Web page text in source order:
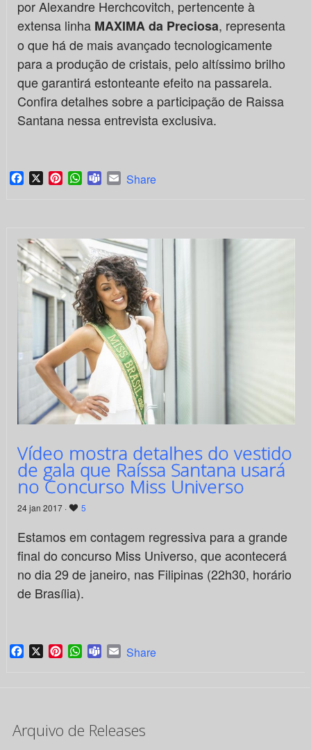
por Alexandre Herchcovitch, pertencente à
extensa linha MAXIMA da Preciosa, representa
o que há de mais avançado tecnologicamente
para a produção de cristais, pelo altíssimo brilho
que garantirá estonteante efeito na passarela.
Confira detalhes sobre a participação de Raissa
Santana nessa entrevista exclusiva.
Facebook
X PinterestWhatsApp
TeamsEmail
Share
Vídeo mostra detalhes do vestido
de gala que Raíssa Santana usará
no Concurso Miss Universo
24 jan 2017 · 5
Estamos em contagem regressiva para a grande
final do concurso Miss Universo, que acontecerá
no dia 29 de janeiro, nas Filipinas (22h30, horário
de Brasília).
Facebook
X PinterestWhatsApp
TeamsEmail
Share
Arquivo de Releases